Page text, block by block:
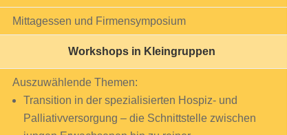
Mittagessen und Firmensymposium
Workshops in Kleingruppen
Auszuwählende Themen:
Transition in der spezialisierten Hospiz- und
Palliativversorgung – die Schnittstelle zwischen